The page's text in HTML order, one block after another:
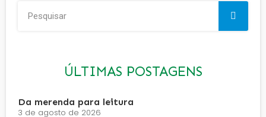
ÚLTIMAS POSTAGENS
Da merenda para leitura
3 de agosto de 2026